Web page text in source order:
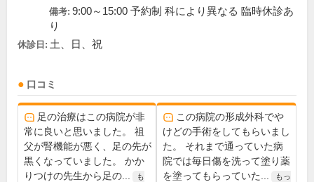
備考: 9:00～15:00 予約制 科により異なる 臨時休診あ
り
休診日: 土、日、祝
口コミ
足の治療はこの病院が非
常に良いと思いました。 祖
父が腎機能が悪く、足の先が
黒くなっていました。 かか
りつけの先生から足の...
も
この病院の形成外科でや
けどの手術をしてもらいまし
た。 それまで通っていた病
院では毎日傷を洗って塗り薬
を塗ってもらっていた...
もっ